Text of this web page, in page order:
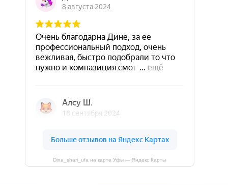
Dina_shari_ufa на карте Уфы — Яндекс Карты